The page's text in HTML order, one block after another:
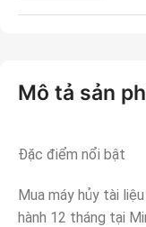
Mô tả sản
Đặc điểm nổi bật
Mua máy hủy tài
hành 12 tháng tại